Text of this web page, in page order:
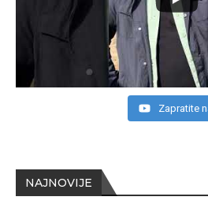
NAJNOVIJE
Zapratite